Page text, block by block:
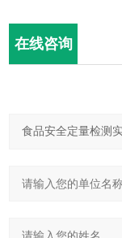
在线咨询